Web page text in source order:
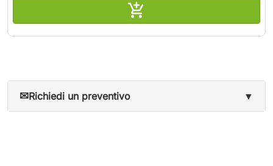

✉Richiedi un preventivo ▼